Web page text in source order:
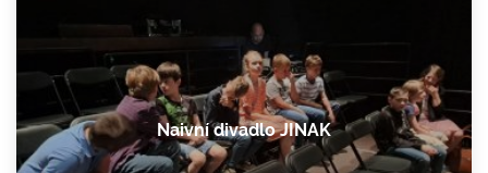
Naivní divadlo JINAK